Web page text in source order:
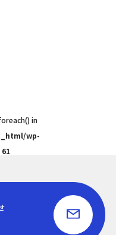
in
wp-
61